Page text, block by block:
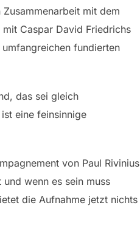
mit dem
Caspar David Friedrichs
fundierten
das sei gleich
eine feinsinnige
von Paul Rivinius
wenn es sein muss
die Aufnahme jetzt nichts